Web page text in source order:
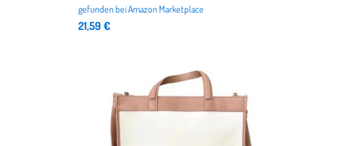
gefunden beiAmazon Marketplace
21,59 €